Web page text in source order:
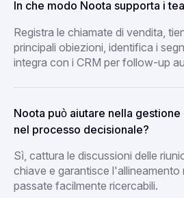
In che modo Noota supporta i
Registra le chiamate di vendita,
principali obiezioni, identifica i
integra con i CRM per follow-up
Noota può aiutare nella
nel processo decisionale?
Sì, cattura le discussioni delle
chiave e garantisce l'allineamento
passate facilmente ricercabili.